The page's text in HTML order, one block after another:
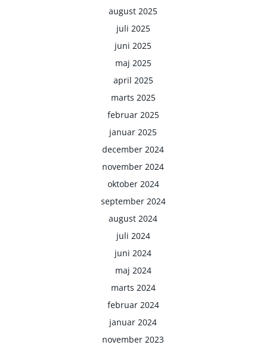
august 2025
juli 2025
juni 2025
maj 2025
april 2025
marts 2025
februar 2025
januar 2025
december 2024
november 2024
oktober 2024
september 2024
august 2024
juli 2024
juni 2024
maj 2024
marts 2024
februar 2024
januar 2024
november 2023